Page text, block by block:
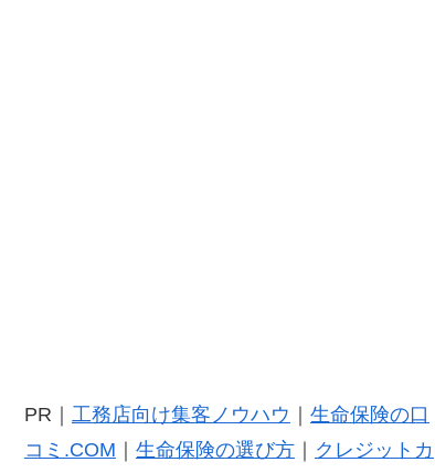
PR｜ 工務店向け集客ノウハウ
生命保険の口
コミ.COM
生命保険の選び方｜
クレジットカ